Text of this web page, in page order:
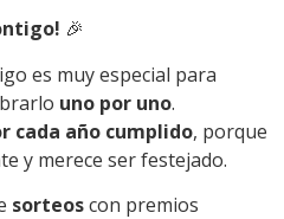
🎉
es muy especial para
uno por uno.
cada año cumplido, porque
y merece ser festejado.
sorteoscon premios